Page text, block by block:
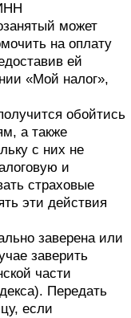
может
на оплату
ей
«Мой налог»,
обойтись
а также
с них не
и
страховые
эти действия
заверена или
заверить
части
Передать
если